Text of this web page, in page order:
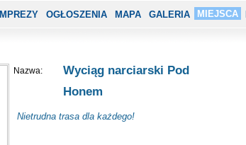
IMPREZY OGŁOSZENIA MAPA GALERIA MIEJSCA
Nazwa:
Wyciąg narciarski Pod
Honem
Nietrudna trasa dla każdego!